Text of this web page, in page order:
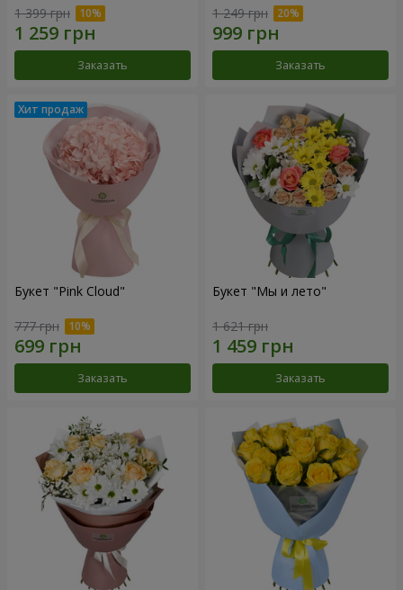
1 399 грн
Заказать
1 249 грн
Заказать
Букет "Pink Cloud"
777 грн
Заказать
Букет "Мы и лето"
1 621 грн
Заказать